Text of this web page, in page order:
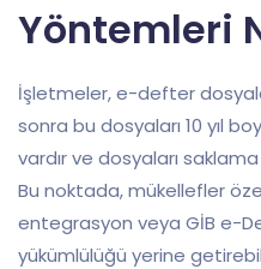
Yöntemleri
İşletmeler, e-defter
sonra bu dosyaları 10 yıl
vardır ve dosyaları
Bu noktada, mükellefler
entegrasyon veya GİB e-
yükümlülüğü yerine